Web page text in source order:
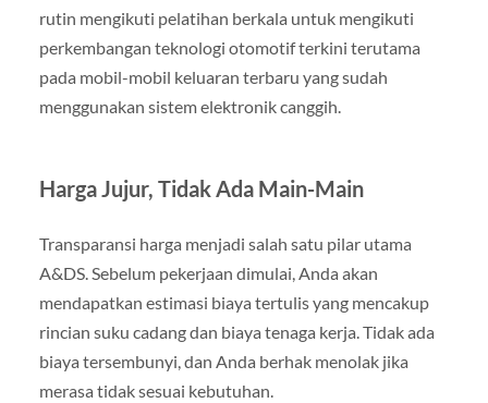
rutin mengikuti pelatihan berkala untuk mengikuti
perkembangan teknologi otomotif terkini terutama
pada mobil-mobil keluaran terbaru yang sudah
menggunakan sistem elektronik canggih.
Harga Jujur, Tidak Ada Main-Main
Transparansi harga menjadi salah satu pilar utama
A&DS. Sebelum pekerjaan dimulai, Anda akan
mendapatkan estimasi biaya tertulis yang mencakup
rincian suku cadang dan biaya tenaga kerja. Tidak ada
biaya tersembunyi, dan Anda berhak menolak jika
merasa tidak sesuai kebutuhan.